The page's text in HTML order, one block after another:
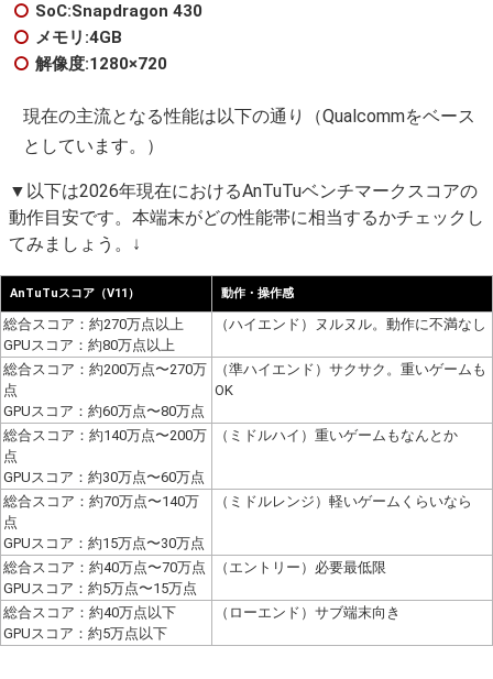
SoC:Snapdragon 430
メモリ:4GB
解像度:1280×720
現在の主流となる性能は以下の通り（Qualcommをベース
としています。）
▼以下は2026年現在におけるAnTuTuベンチマークスコアの
動作目安です。本端末がどの性能帯に相当するかチェックし
てみましょう。↓
AnTuTuスコア（V11） 動作・操作感
総合スコア：約270万点以上
GPUスコア：約80万点以上
（ハイエンド）ヌルヌル。動作に不満なし
総合スコア：約200万点〜270万
点
GPUスコア：約60万点〜80万点
（準ハイエンド）サクサク。重いゲームも
OK
総合スコア：約140万点〜200万
点
GPUスコア：約30万点〜60万点
（ミドルハイ）重いゲームもなんとか
総合スコア：約70万点〜140万
点
GPUスコア：約15万点〜30万点
（ミドルレンジ）軽いゲームくらいなら
総合スコア：約40万点〜70万点
GPUスコア：約5万点〜15万点
（エントリー）必要最低限
総合スコア：約40万点以下
GPUスコア：約5万点以下
（ローエンド）サブ端末向き